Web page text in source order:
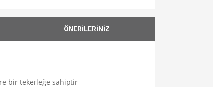
ÖNERİLERİNİZ
bir tekerleğe sahiptir